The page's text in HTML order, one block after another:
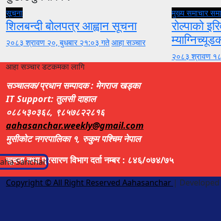
सूचना
शिलबन्दी बोलपत्र आह्वान सूचना
२०८३ श्रावण २०, बुधबार २१:०३ गतेआहा सञ्चार
मुख्य समाचार
रोल्पाको
२०८३ श्रावण
आहा सञ्चार डटकमका लागि
सञ्चालक/प्रधान सम्पादक : मेगराज खड्का
IT Support: तुलसी दाहाल
०८८५३०३६८, ९८५७८२२८१६
aahasanchar.weekly@gmail.com
मुसीकोट नगरपालिका १, रुकुम पश्चिम नेपाल
सूचना तथा प्रसारण विभाग दर्ता नम्बर : ८४६/०७४/७५
Copyright © All Right Reserved Aahasanchar | Developed